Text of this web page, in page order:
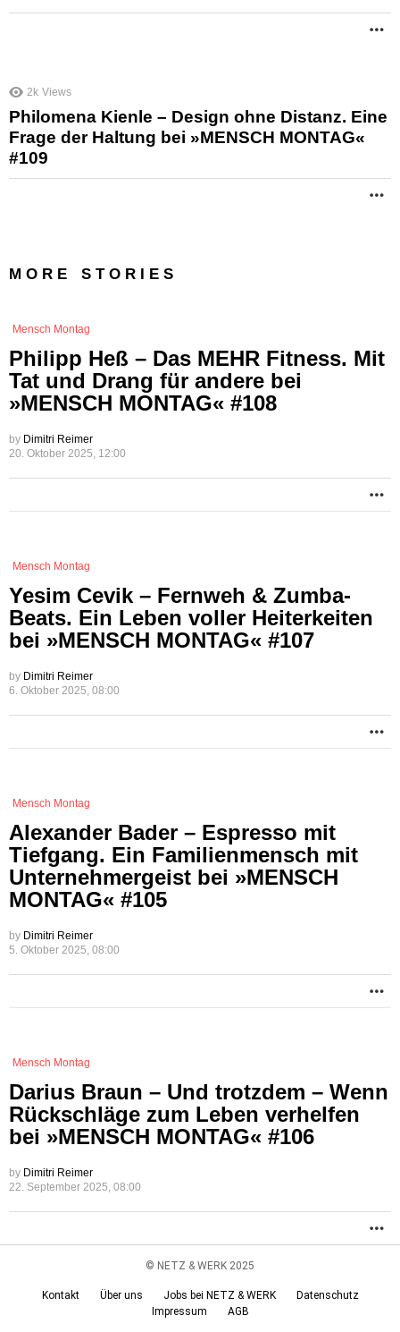
2k Views
Philomena Kienle – Design ohne Distanz. Eine
Frage der Haltung bei »MENSCH MONTAG«
#109
MORE STORIES
Mensch Montag
Philipp Heß – Das MEHR Fitness. Mit
Tat und Drang für andere bei
»MENSCH MONTAG« #108
by Dimitri Reimer
20. Oktober 2025, 12:00
Mensch Montag
Yesim Cevik – Fernweh & Zumba-
Beats. Ein Leben voller Heiterkeiten
bei »MENSCH MONTAG« #107
by Dimitri Reimer
6. Oktober 2025, 08:00
Mensch Montag
Alexander Bader – Espresso mit
Tiefgang. Ein Familienmensch mit
Unternehmergeist bei »MENSCH
MONTAG« #105
by Dimitri Reimer
5. Oktober 2025, 08:00
Mensch Montag
Darius Braun – Und trotzdem – Wenn
Rückschläge zum Leben verhelfen
bei »MENSCH MONTAG« #106
by Dimitri Reimer
22. September 2025, 08:00
© NETZ & WERK 2025
Kontakt Über uns Jobs bei NETZ & WERK
Datenschutz
Impressum
AGB